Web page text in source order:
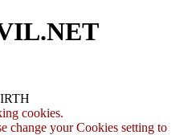
cookies.
change your Cookies setting to